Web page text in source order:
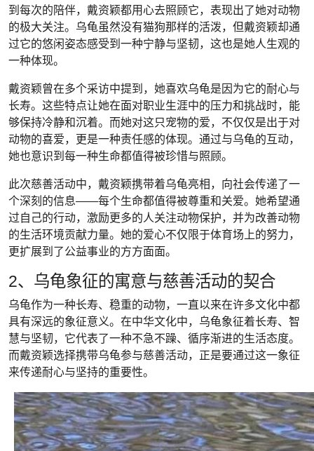
到每次的陪伴，戴资颖都用心去照顾它，表现出了她对动物
的极大关注。乌龟虽然没有猫狗那样的活泼，但戴资颖却通
过它的悠闲姿态感受到一种宁静与坚韧，这也是她人生观的
一种体现。
戴资颖曾在多个采访中提到，她喜欢乌龟是因为它的耐心与
长寿。这些特点让她在面对职业生涯中的压力和挑战时，能
够保持冷静和沉着。而她对这只宠物的爱，不仅仅是出于对
动物的喜爱，更是一种责任感的体现。通过与乌龟的互动，
她也意识到每一种生命都值得被珍惜与照顾。
此次慈善活动中，戴资颖携带着乌龟亮相，向社会传递了一
个深刻的信息——每个生命都值得被尊重和关爱。她希望通
过自己的行动，激励更多的人关注动物保护，并为改善动物
的生活环境贡献力量。她的爱心不仅限于体育场上的努力，
更扩展到了公益事业的方方面面。
2、乌龟象征的寓意与慈善活动的契合
乌龟作为一种长寿、稳重的动物，一直以来在许多文化中都
具有深远的象征意义。在中华文化中，乌龟象征着长寿、智
慧与坚韧，它代表了一种不急不躁、循序渐进的生活态度。
而戴资颖选择携带乌龟参与慈善活动，正是要通过这一象征
来传递耐心与坚持的重要性。